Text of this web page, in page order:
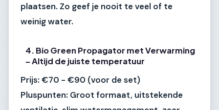
plaatsen. Zo geef je nooit te veel of te
weinig water.
4. Bio Green Propagator met Verwarming
– Altijd de juiste temperatuur
Prijs: €70 - €90 (voor de set)
Pluspunten: Groot formaat, uitstekende